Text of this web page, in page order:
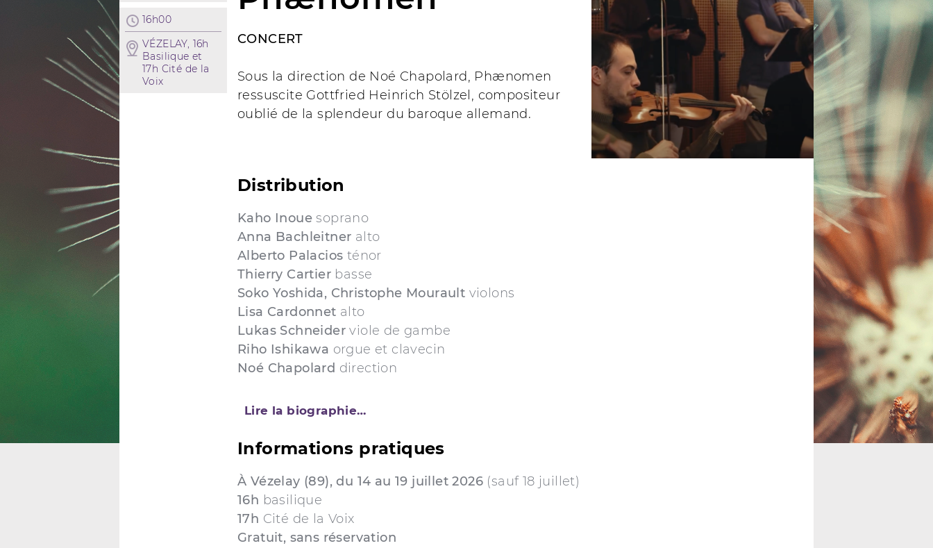
16h00
VÉZELAY, 16h
Basilique et
17h Cité de la
Voix
CONCERT
Sous la direction de Noé Chapolard, Phænomen
ressuscite Gottfried Heinrich Stölzel, compositeur
oublié de la splendeur du baroque allemand.
Distribution
Kaho Inouesoprano
Anna Bachleitner alto
Alberto Palacios ténor
Thierry Cartier basse
Soko Yoshida, Christophe Mourault violons
Lisa Cardonnet alto
Lukas Schneiderviole de gambe
Riho Ishikawa orgue et clavecin
Noé Chapolard direction
Lire la biographie…
Informations pratiques
À Vézelay (89), du 14 au 19 juillet 2026 (sauf 18 juillet)
16h basilique
17h Cité de la Voix
Gratuit, sans réservation